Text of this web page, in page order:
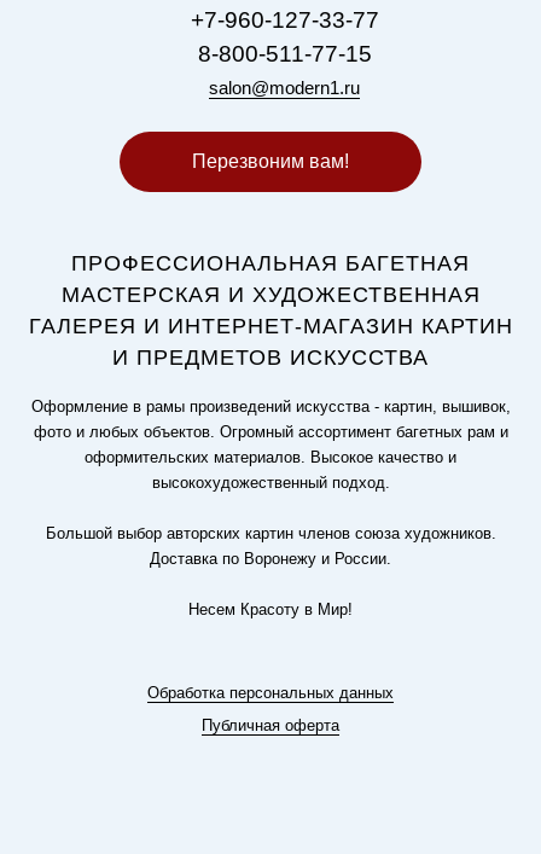
+7-960-127-33-77
8-800-511-77-15
salon@modern1.ru
Перезвоним вам!
ПРОФЕССИОНАЛЬНАЯ БАГЕТНАЯ
МАСТЕРСКАЯ И ХУДОЖЕСТВЕННАЯ
ГАЛЕРЕЯ И ИНТЕРНЕТ-МАГАЗИН КАРТИН
И ПРЕДМЕТОВ ИСКУССТВА
Оформление в рамы произведений искусства - картин, вышивок,
фото и любых объектов. Огромный ассортимент багетных рам и
оформительских материалов. Высокое качество и
высокохудожественный подход.
Большой выбор авторских картин членов союза художников.
Доставка по Воронежу и России.
Несем Красоту в Мир!
Обработка персональных данных
Публичная оферта